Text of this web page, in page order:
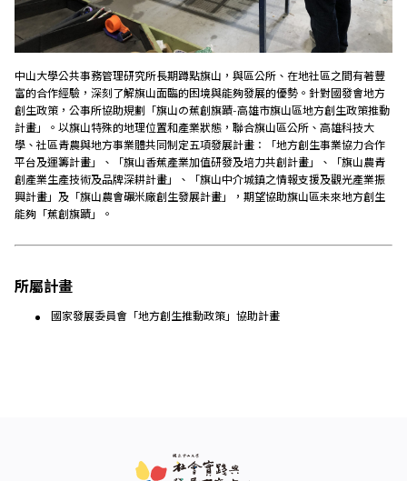
中山大學公共事務管理研究所長期蹲點旗山，與區公所、在地社區之間有著豐
富的合作經驗，深刻了解旗山面臨的困境與能夠發展的優勢。針對國發會地方
創生政策，公事所協助規劃「旗山の蕉創旗蹟-高雄市旗山區地方創生政策推動
計畫」。以旗山特殊的地理位置和產業狀態，聯合旗山區公所、高雄科技大
學、社區青農與地方事業體共同制定五項發展計畫：「地方創生事業協力合作
平台及運籌計畫」、「旗山香蕉產業加值研發及培力共創計畫」、「旗山農青
創產業生產技術及品牌深耕計畫」、「旗山中介城鎮之情報支援及觀光產業振
興計畫」及「旗山農會碾米廠創生發展計畫」，期望協助旗山區未來地方創生
能夠「蕉創旗蹟」。
所屬計畫
國家發展委員會「地方創生推動政策」協助計畫